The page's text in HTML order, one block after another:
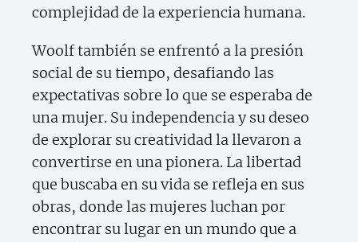
complejidad de la experiencia humana.
Woolf también se enfrentó a la presión
social de su tiempo, desafiando las
expectativas sobre lo que se esperaba de
una mujer. Su independencia y su deseo
de explorar su creatividad la llevaron a
convertirse en una pionera. La libertad
que buscaba en su vida se refleja en sus
obras, donde las mujeres luchan por
encontrar su lugar en un mundo que a